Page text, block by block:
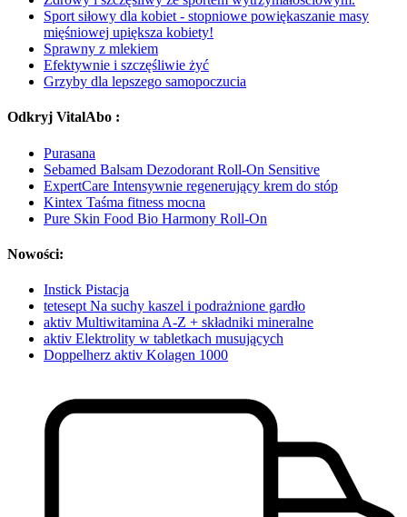
Sport siłowy dla kobiet - stopniowe powiękaszanie masy
mięśniowej upiększa kobiety!
Sprawny z mlekiem
Efektywnie i szczęśliwie żyć
Grzyby dla lepszego samopoczucia
Odkryj VitalAbo :
Purasana
Sebamed Balsam Dezodorant Roll-On Sensitive
ExpertCare Intensywnie regenerujący krem ​​do stóp
Kintex Taśma fitness mocna
Pure Skin Food Bio Harmony Roll-On
Nowości:
Instick Pistacja
tetesept Na suchy kaszel i podrażnione gardło
aktiv Multiwitamina A-Z + składniki mineralne
aktiv Elektrolity w tabletkach musujących
Doppelherz aktiv Kolagen 1000